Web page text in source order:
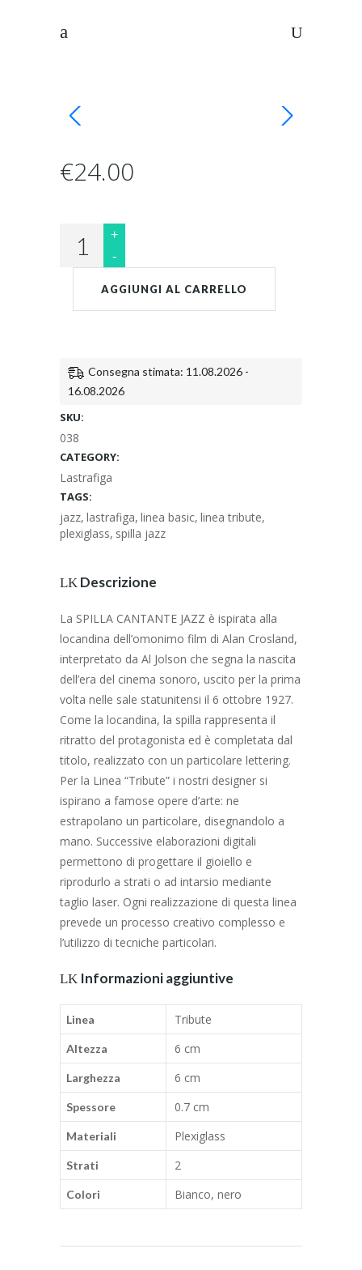
€24.00
"Tribute":
SPILLA
CANTANTE
JAZZ
nera
quantity
AGGIUNGI AL CARRELLO
Consegna stimata: 11.08.2026 -
16.08.2026
SKU:
038
CATEGORY:
Lastrafiga
TAGS:
jazz, lastrafiga, linea basic, linea tribute,
plexiglass, spilla jazz
Descrizione
La SPILLA CANTANTE JAZZ è ispirata alla
locandina dell’omonimo film di Alan Crosland,
interpretato da Al Jolson che segna la nascita
dell’era del cinema sonoro, uscito per la prima
volta nelle sale statunitensi il 6 ottobre 1927.
Come la locandina, la spilla rappresenta il
ritratto del protagonista ed è completata dal
titolo, realizzato con un particolare lettering.
Per la Linea “Tribute” i nostri designer si
ispirano a famose opere d’arte: ne
estrapolano un particolare, disegnandolo a
mano. Successive elaborazioni digitali
permettono di progettare il gioiello e
riprodurlo a strati o ad intarsio mediante
taglio laser. Ogni realizzazione di questa linea
prevede un processo creativo complesso e
l’utilizzo di tecniche particolari.
Informazioni aggiuntive
Linea Tribute
Altezza 6 cm
Larghezza 6 cm
Spessore 0.7 cm
Materiali Plexiglass
Strati 2
Colori Bianco, nero